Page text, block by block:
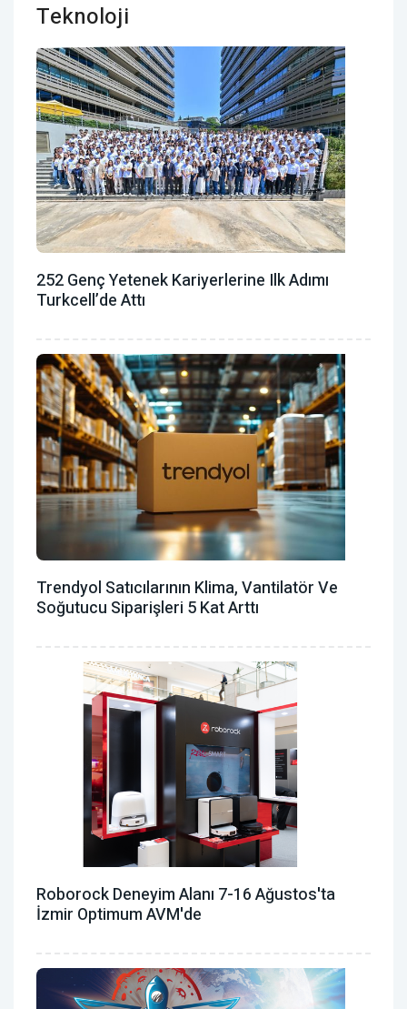
Teknoloji
252 Genç Yetenek Kariyerlerine Ilk Adımı
Turkcell’de Attı
Trendyol Satıcılarının Klima, Vantilatör ‎ve
Soğutucu Siparişleri 5 Kat Arttı
Roborock Deneyim Alanı 7-16 Ağustos'ta
İzmir Optimum AVM'de